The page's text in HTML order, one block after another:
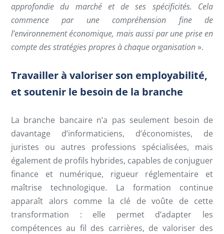
approfondie du marché et de ses spécificités. Cela
commence par une compréhension fine de
l’environnement économique, mais aussi par une prise en
compte des stratégies propres à chaque organisation ».
Travailler à valoriser son employabilité,
et soutenir le besoin de la branche
La branche bancaire n’a pas seulement besoin de
davantage d’informaticiens, d’économistes, de
juristes ou autres professions spécialisées, mais
également de profils hybrides, capables de conjuguer
finance et numérique, rigueur réglementaire et
maîtrise technologique. La formation continue
apparaît alors comme la clé de voûte de cette
transformation : elle permet d’adapter les
compétences au fil des carrières, de valoriser des